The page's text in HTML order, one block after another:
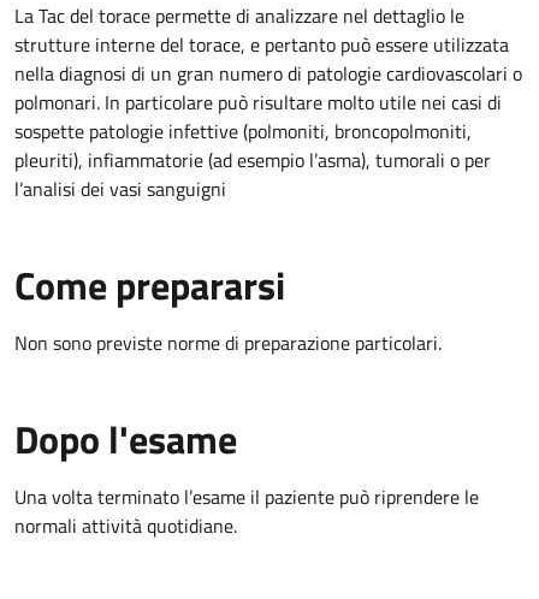
La Tac del torace permette di analizzare nel dettaglio le
strutture interne del torace, e pertanto può essere utilizzata
nella diagnosi di un gran numero di patologie cardiovascolari o
polmonari. In particolare può risultare molto utile nei casi di
sospette patologie infettive (polmoniti, broncopolmoniti,
pleuriti), infiammatorie (ad esempio l’asma), tumorali o per
l’analisi dei vasi sanguigni
Come prepararsi
Non sono previste norme di preparazione particolari.
Dopo l'esame
Una volta terminato l’esame il paziente può riprendere le
normali attività quotidiane.